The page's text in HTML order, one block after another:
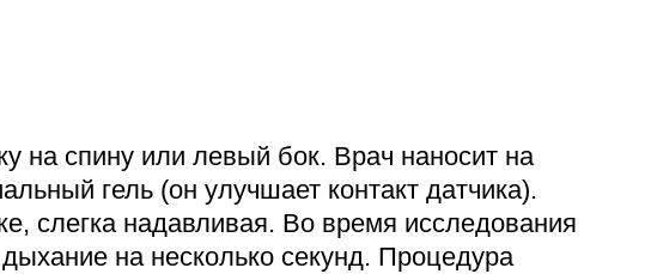
на спину или левый бок. Врач наносит на
гель (он улучшает контакт датчика).
слегка надавливая. Во время исследования
на несколько секунд. Процедура